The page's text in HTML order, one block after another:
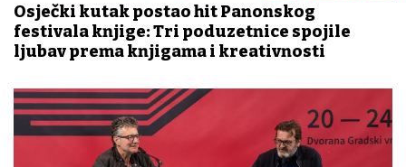
Osječki kutak postao hit Panonskog
festivala knjige: Tri poduzetnice spojile
ljubav prema knjigama i kreativnosti